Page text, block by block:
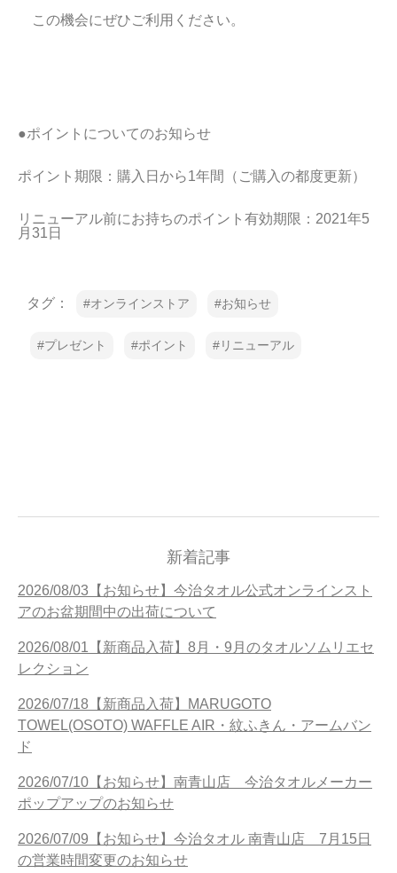
新着記事
2026/08/03【お知らせ】今治タオル公式オンラインスト
アのお盆期間中の出荷について
2026/08/01【新商品入荷】8月・9月のタオルソムリエセ
レクション
2026/07/18【新商品入荷】MARUGOTO
TOWEL(OSOTO) WAFFLE AIR・紋ふきん・アームバン
ド
2026/07/10【お知らせ】南青山店 今治タオルメーカー
ポップアップのお知らせ
2026/07/09【お知らせ】今治タオル 南青山店 7月15日
の営業時間変更のお知らせ
この機会にぜひご利用ください。
リニューアル前にお持ちのポイント有効期限：2021年5
月31日
タグ： オンラインストア お知らせ
プレゼント ポイント リニューアル